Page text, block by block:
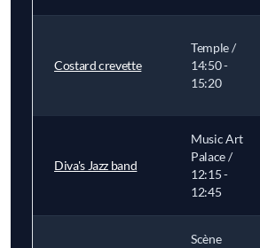
Costard crevette
Temple /
14:50 -
15:20
Diva's Jazz band
Music Art
Palace /
12:15 -
12:45
Scène